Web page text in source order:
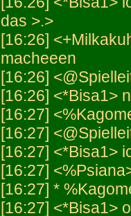
das >.>
[16:26]
macheeen
[16:26]
[16:26] <*Bisa1>
[16:27]
[16:27]
[16:27] <*Bisa1>
[16:27]
[16:27] *
[16:27] <*Bisa1>